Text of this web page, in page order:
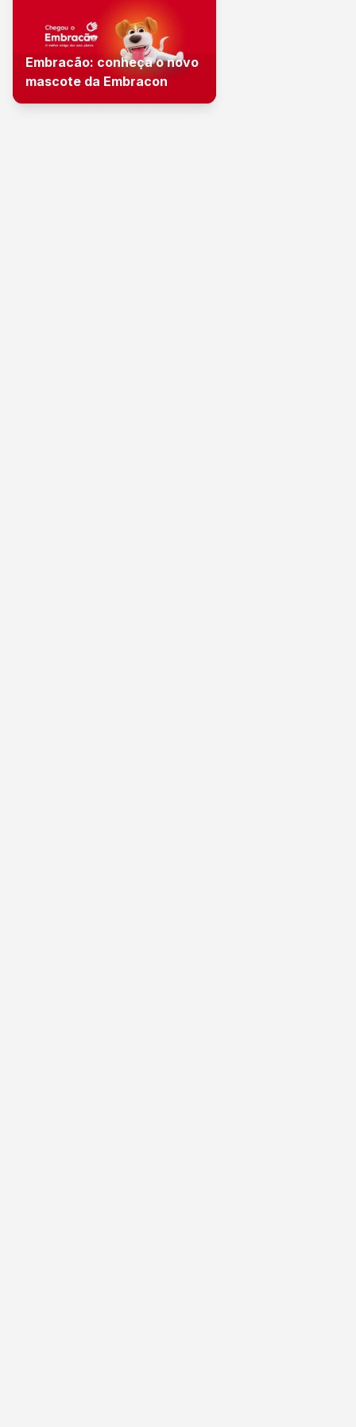
Embracão: conheça o novo
mascote da Embracon